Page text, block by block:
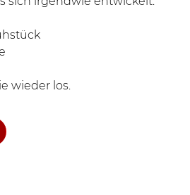
wieder los.